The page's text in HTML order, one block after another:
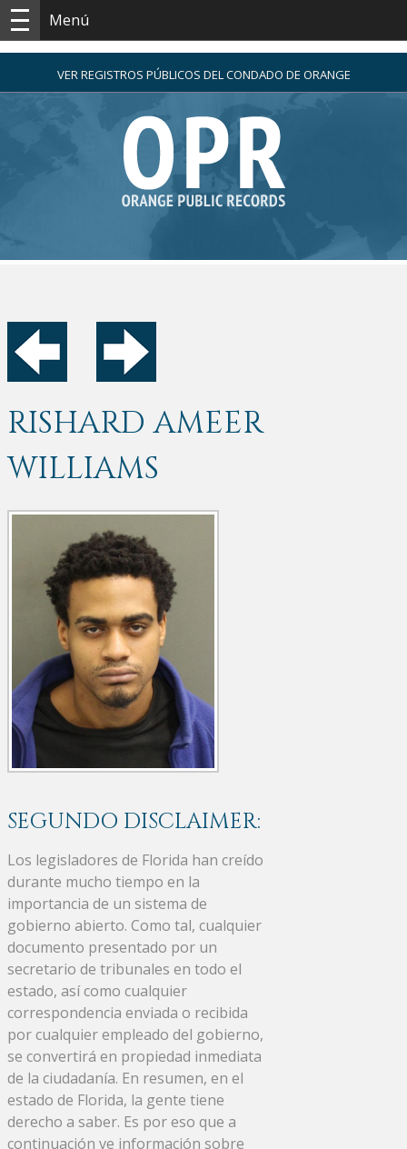
Menú
VER REGISTROS PÚBLICOS DEL CONDADO DE ORANGE
RISHARD AMEER
WILLIAMS
SEGUNDO DISCLAIMER:
Los legisladores de Florida han creído
durante mucho tiempo en la
importancia de un sistema de
gobierno abierto. Como tal, cualquier
documento presentado por un
secretario de tribunales en todo el
estado, así como cualquier
correspondencia enviada o recibida
por cualquier empleado del gobierno,
se convertirá en propiedad inmediata
de la ciudadanía. En resumen, en el
estado de Florida, la gente tiene
derecho a saber. Es por eso que a
continuación ve información sobre